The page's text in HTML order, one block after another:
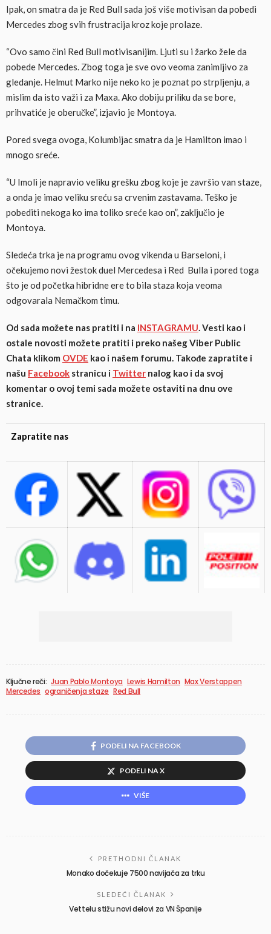
Ipak, on smatra da je Red Bull sada još više motivisan da pobedi
Mercedes zbog svih frustracija kroz koje prolaze.
“Ovo samo čini Red Bull motivisanijim. Ljuti su i žarko žele da
pobede Mercedes. Zbog toga je sve ovo veoma zanimljivo za
gledanje. Helmut Marko nije neko ko je poznat po strpljenju, a
mislim da isto važi i za Maxa. Ako dobiju priliku da se bore,
prihvatiće je oberučke”, izjavio je Montoya.
Pored svega ovoga, Kolumbijac smatra da je Hamilton imao i
mnogo sreće.
“U Imoli je napravio veliku grešku zbog koje je završio van staze,
a onda je imao veliku sreću sa crvenim zastavama. Teško je
pobediti nekoga ko ima toliko sreće kao on”, zaključio je
Montoya.
Sledeća trka je na programu ovog vikenda u Barseloni, i
očekujemo novi žestok duel Mercedesa i Red Bulla i pored toga
što je od početka hibridne ere to bila staza koja veoma
odgovarala Nemačkom timu.
Od sada možete nas pratiti i na INSTAGRAMU. Vesti kao i
ostale novosti možete pratiti i preko našeg Viber Public
Chata klikom OVDE kao i našem forumu. Takođe zapratite i
našu Facebook stranicu i Twitter nalog kao i da svoj
komentar o ovoj temi sada možete ostaviti na dnu ove
stranice.
Zapratite nas
Ključne reči: Juan Pablo Montoya Lewis Hamilton Max Verstappen
Mercedes ograničenja staze Red Bull
PODELI NA FACEBOOK
PODELI NA X
VIŠE
PRETHODNI ČLANAK
Monako dočekuje 7500 navijača za trku
SLEDEĆI ČLANAK
Vettelu stižu novi delovi za VN Španije